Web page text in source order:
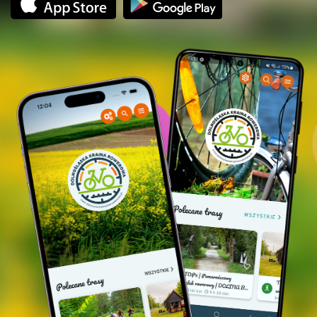
- Zamykany garaż/szopa na rowery
- Przechowalnia bagażu
- Podjazdy dla rowerów
INNE UDOGODNIENIA:
- Zniżki: na terenie campusu akceptujemyKartę
Dużej Rodziny.
- Akceptujemy płatności Euro
- Bezpłatny dostęp do Internetu
- Akceptujemy płatność kartą
- Klimatyzacja